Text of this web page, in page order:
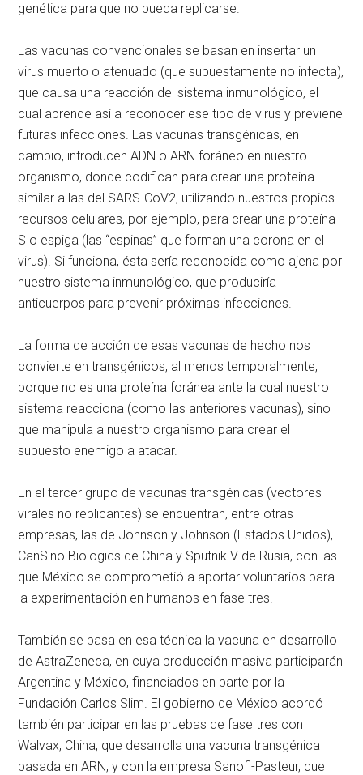
genética para que no pueda replicarse.
Las vacunas convencionales se basan en insertar un
virus muerto o atenuado (que supuestamente no infecta),
que causa una reacción del sistema inmunológico, el
cual aprende así a reconocer ese tipo de virus y previene
futuras infecciones. Las vacunas transgénicas, en
cambio, introducen ADN o ARN foráneo en nuestro
organismo, donde codifican para crear una proteína
similar a las del SARS-CoV2, utilizando nuestros propios
recursos celulares, por ejemplo, para crear una proteína
S o espiga (las espinas que forman una corona en el
virus). Si funciona, ésta sería reconocida como ajena por
nuestro sistema inmunológico, que produciría
anticuerpos para prevenir próximas infecciones.
La forma de acción de esas vacunas de hecho nos
convierte en transgénicos, al menos temporalmente,
porque no es una proteína foránea ante la cual nuestro
sistema reacciona (como las anteriores vacunas), sino
que manipula a nuestro organismo para crear el
supuesto enemigo a atacar.
En el tercer grupo de vacunas transgénicas (vectores
virales no replicantes) se encuentran, entre otras
empresas, las de Johnson y Johnson (Estados Unidos),
CanSino Biologics de China y Sputnik V de Rusia, con las
que México se comprometió a aportar voluntarios para
la experimentación en humanos en fase tres.
También se basa en esa técnica la vacuna en desarrollo
de AstraZeneca, en cuya producción masiva participarán
Argentina y México, financiados en parte por la
Fundación Carlos Slim. El gobierno de México acordó
también participar en las pruebas de fase tres con
Walvax, China, que desarrolla una vacuna transgénica
basada en ARN, y con la empresa Sanofi-Pasteur, que